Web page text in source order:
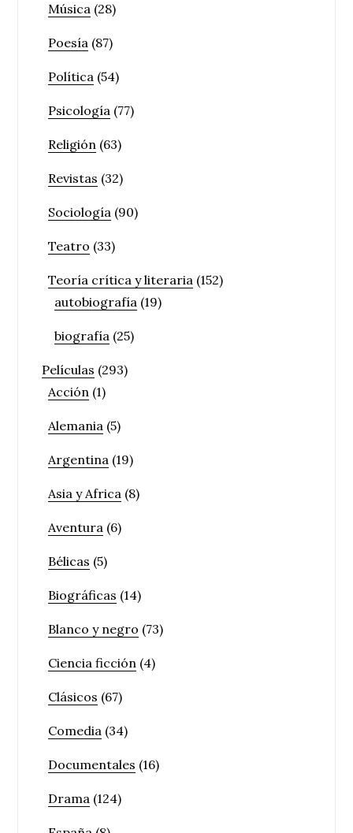
Música (28)
Poesía (87)
Política (54)
Psicología (77)
Religión (63)
Revistas (32)
Sociología (90)
Teatro (33)
Teoría crítica y literaria (152)
autobiografía (19)
biografía (25)
Películas (293)
Acción (1)
Alemania (5)
Argentina (19)
Asia y Africa (8)
Aventura (6)
Bélicas (5)
Biográficas (14)
Blanco y negro (73)
Ciencia ficción (4)
Clásicos (67)
Comedia (34)
Documentales (16)
Drama (124)